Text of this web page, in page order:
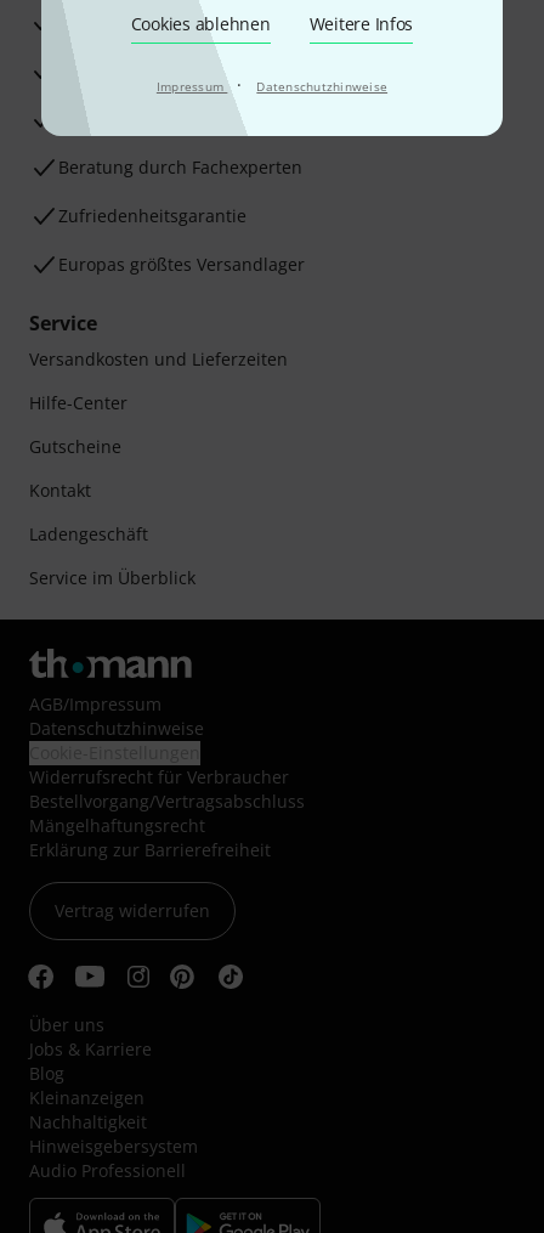
Cookies ablehnen Weitere Infos
Impressum · Datenschutzhinweise
3 Jahre Thomann Garantie
30 Tage Money-Back-Garantie
Beratung durch Fachexperten
Zufriedenheitsgarantie
Europas größtes Versandlager
Service
Versandkosten und Lieferzeiten
Hilfe-Center
Gutscheine
Kontakt
Ladengeschäft
Service im Überblick
AGB/Impressum
Datenschutzhinweise
Widerrufsrecht für Verbraucher
Bestellvorgang/Vertragsabschluss
Mängelhaftungsrecht
Erklärung zur Barrierefreiheit
Vertrag widerrufen
Über uns
Jobs & Karriere
Blog
Kleinanzeigen
Nachhaltigkeit
Hinweisgebersystem
Audio Professionell